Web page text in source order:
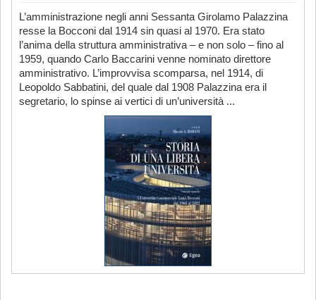
L’amministrazione negli anni Sessanta Girolamo Palazzina
resse la Bocconi dal 1914 sin quasi al 1970. Era stato
l’anima della struttura amministrativa – e non solo – fino al
1959, quando Carlo Baccarini venne nominato direttore
amministrativo. L’improvvisa scomparsa, nel 1914, di
Leopoldo Sabbatini, del quale dal 1908 Palazzina era il
segretario, lo spinse ai vertici di un’università ...